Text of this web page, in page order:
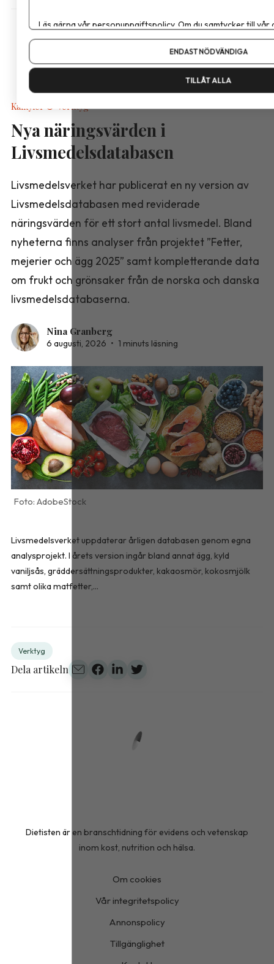
Kalkyler & Verktyg
Nya näringsvärden i
Livsmedelsdatabasen
Livsmedelsverket har publicerat en ny version av
Livsmedelsdatabasen med reviderade
näringsvärden för ett stort antal livsmedel. Bland
nyheterna finns analyser från projektet ”Fetter,
mejerier och ägg 2025” samt kompletterande data
om frukt och grönsaker från de norska och danska
livsmedelsdatabaserna.
Nina Granberg
6 augusti, 2026 • 1 minuts läsning
AdobeStock
Livsmedelsverket uppdaterar årligen databasen genom egna
analysprojekt. I årets version ingår bland annat ägg, kyld
vaniljsås, gräddersättningsprodukter, kakaosmör, kokosmjölk
samt olika matfetter,...
Verktyg
Dela artikeln
Dietisten är en branschtidning för evidens och vetenskap
inom kost, nutrition och hälsa.
Om cookies
Vår integritetspolicy
Annonspolicy
Tillgänglighet
Läs gärna vårpersonuppgiftspolicy. Om du samtycker till vår
Om du vill ändra ditt val i efterhand hittar du den möjligheten
ENDAST NÖDVÄNDIGA
TILLÅT ALLA